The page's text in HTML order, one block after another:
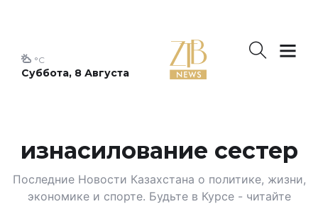
Суббота, 8 Августа
°C
изнасилование сестер
Последние Новости Казахстана о политике, жизни,
экономике и спорте. Будьте в Курсе - читайте